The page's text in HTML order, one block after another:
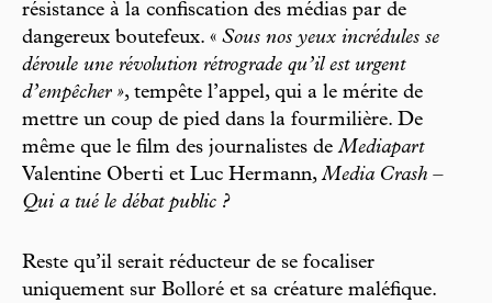
résistance à la confiscation des médias par de
dangereux boutefeux. « Sous nos yeux incrédules se
déroule une révolution rétrograde qu’il est urgent
d’empêcher », tempête l’appel, qui a le mérite de
mettre un coup de pied dans la fourmilière. De
même que le film des journalistes deMediapart
Valentine Oberti et Luc Hermann,Media Crash –
Qui a tué le débat public ?
Reste qu’il serait réducteur de se focaliser
uniquement sur Bolloré et sa créature maléfique.